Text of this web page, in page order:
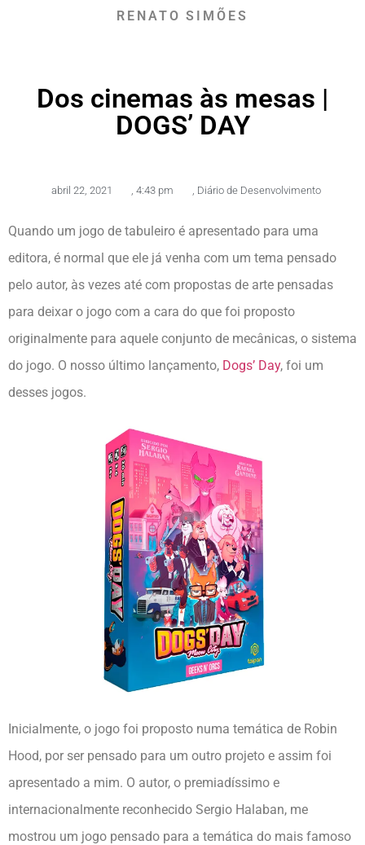
RENATO SIMÕES
Dos cinemas às mesas |
DOGS’ DAY
abril 22, 2021 4:43 pm Diário de Desenvolvimento
Quando um jogo de tabuleiro é apresentado para uma
editora, é normal que ele já venha com um tema pensado
pelo autor, às vezes até com propostas de arte pensadas
para deixar o jogo com a cara do que foi proposto
originalmente para aquele conjunto de mecânicas, o sistema
do jogo. O nosso último lançamento, Dogs’ Day, foi um
desses jogos.
Inicialmente, o jogo foi proposto numa temática de Robin
Hood, por ser pensado para um outro projeto e assim foi
apresentado a mim. O autor, o premiadíssimo e
internacionalmente reconhecido Sergio Halaban, me
mostrou um jogo pensado para a temática do mais famoso